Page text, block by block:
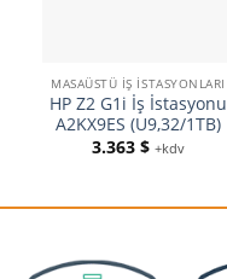
MASAÜSTÜ İŞ İSTASYONLARI
HP Z2 G1i İş İstasyonu
A2KX9ES (U9,32/1TB)
3.363 $ +kdv